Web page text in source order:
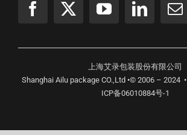
上海艾录包装股份有限公司
Shanghai Ailu package CO.,Ltd •© 2006 – 2024 •
ICP备06010884号-1